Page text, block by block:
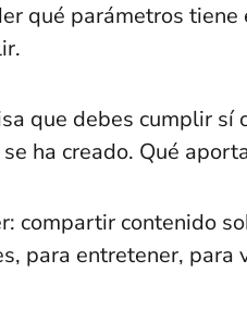
qué parámetros
que debes cumplir sí
ha creado. Qué
compartir contenido
para entretener, para